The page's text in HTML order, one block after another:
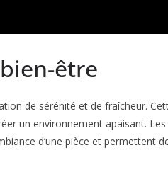
être
de sérénité et de fraîcheur.
un environnement apaisant. Les
d’une pièce et permettent